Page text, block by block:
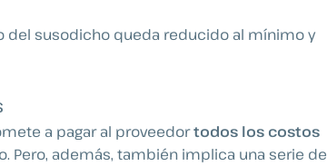
del susodicho queda reducido al mínimo y
a pagar al proveedortodos los costos
Pero, además, también implica una serie de